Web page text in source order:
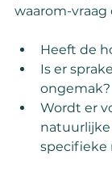
waarom-vraag
Heeft de
Is er
ongemak?
Wordt er
specifieke